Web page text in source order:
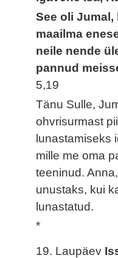
See oli
maailma
neile nende
pannud
5,19
Tänu Sulle,
ohvrisurmast
lunastamiseks
mille me oma
teeninud.
unustaks, kui
lunastatud.
*
19. Laupäev